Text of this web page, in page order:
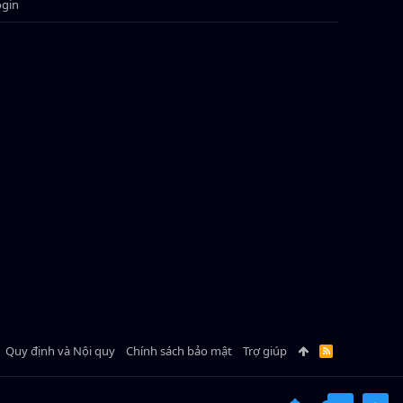
Quy định và Nội quy Chính sách bảo mật Trợ giúp
R
S